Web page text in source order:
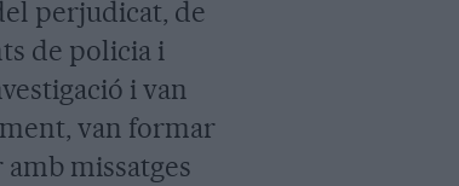
perjudicat, de
de policia i
i van
van formar
missatges